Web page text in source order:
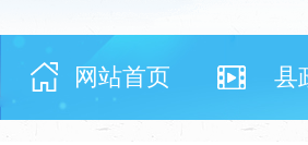
网站首页 县